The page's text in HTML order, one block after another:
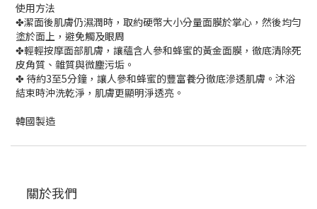
使用方法
✤潔面後肌膚仍濕潤時，取約硬幣大小分量面膜於掌心，然後均勻
塗於面上，避免觸及眼周
✤輕輕按摩面部肌膚，讓蘊含人參和蜂蜜的黃金面膜，徹底清除死
皮角質、雜質與微塵污垢。
✤ 待約3至5分鐘，讓人參和蜂蜜的豐富養分徹底滲透肌膚。沐浴
結束時沖洗乾淨，肌膚更顯明淨透亮。
韓國製造
關於我們